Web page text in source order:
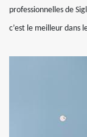
professionnelles de
c’est le meilleur dans